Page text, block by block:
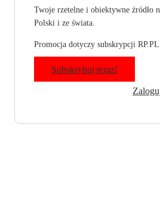
Twoje rzetelne i obiektywne źródło
Polski i ze świata.
Promocja dotyczy subskrypcji
Subskrybuj teraz!